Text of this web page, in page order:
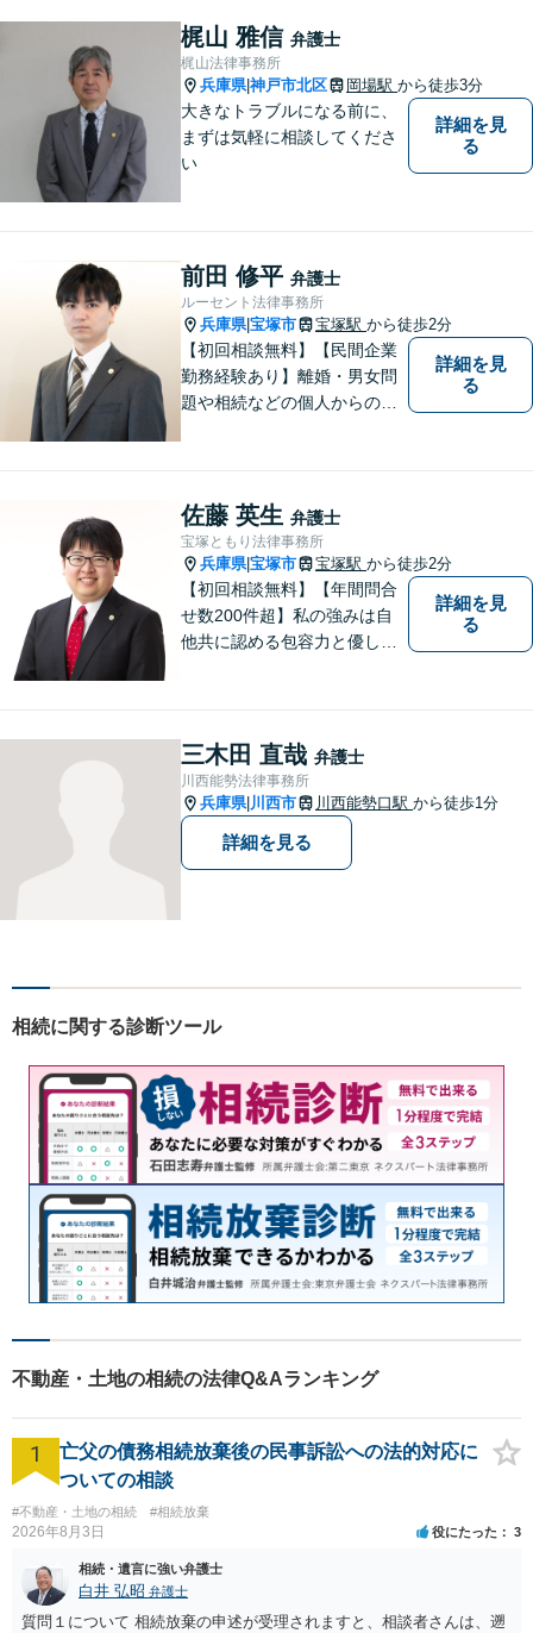
よう努めて参ります。 何でも
お気軽ご相談ください。
梶山 雅信 弁護士
梶山法律事務所
兵庫県|神戸市北区 岡場駅 から徒歩3分
大きなトラブルになる前に、
まずは気軽に相談してくださ
い
詳細を見
る
前田 修平 弁護士
ルーセント法律事務所
兵庫県|宝塚市 宝塚駅 から徒歩2分
【初回相談無料】【民間企業
勤務経験あり】離婚・男女問
題や相続などの個人からのご
不安を和らげられるように丁
寧に向き合います【夜間・休
日面談可】
詳細を見
る
佐藤 英生 弁護士
宝塚ともり法律事務所
兵庫県|宝塚市 宝塚駅 から徒歩2分
【初回相談無料】【年間問合
せ数200件超】私の強みは自
他共に認める包容力と優しさ
お一人で悩まずに、一度ご相
談にいらしてください。【現
役非常勤裁判官】【宝塚駅徒
歩3分】
詳細を見
る
三木田 直哉 弁護士
川西能勢法律事務所
兵庫県| 川西市 川西能勢口駅 から徒歩1分
詳細を見る
相続に関する診断ツール
不動産・土地の相続の法律Q&Aランキング
1
亡父の債務相続放棄後の民事訴訟への法的対応に
ついての相談
#不動産・土地の相続 #相続放棄
2026年8月3日 役にたった 3
相続・遺言に強い弁護士
白井 弘昭 弁護士
質問１について 相続放棄の申述が受理されますと、相談者さんは、遡